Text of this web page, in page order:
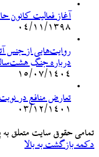
آغاز فعالیت کانون
۰۴/۱۱/۱۳۹۸
روایت‌هایی از جنس
درباره جنگ
۱۵/۰۷/۱۴۰۴
تعارض منافع در
۰۳/۱۲/۱۴۰۱
تمامی حقوق سایت متعلق به
دکمه بازگشت به بالا